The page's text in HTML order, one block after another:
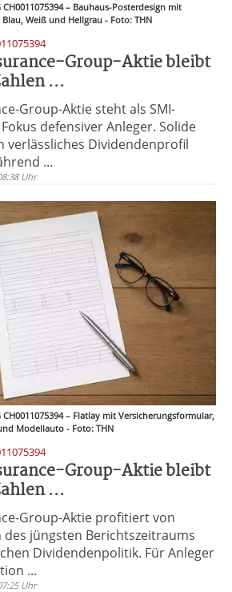
– Bauhaus-Posterdesign mit
Weiß und Hellgrau - Foto: THN
Group-Aktie bleibt
...
Group-Aktie steht als SMI-
defensiver Anleger. Solide
verlässliches Dividendenprofil
...
Uhr
– Flatlay mit Versicherungsformular,
Modellauto - Foto: THN
Group-Aktie bleibt
...
Group-Aktie profitiert von
jüngsten Berichtszeitraums
Dividendenpolitik. Für Anleger
...
Uhr